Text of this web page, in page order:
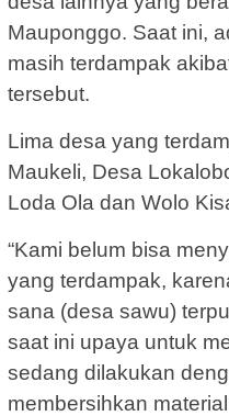
Mauponggo. Saat ini,
masih terdampak
tersebut.
Lima desa yang
Maukeli, Desa
Loda Ola dan Wolo
“Kami belum bisa
yang terdampak,
sana (desa sawu)
saat ini upaya untuk
sedang dilakukan
membersihkan